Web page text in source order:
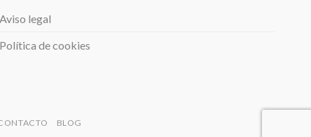
Aviso legal
Política de cookies
BLOG